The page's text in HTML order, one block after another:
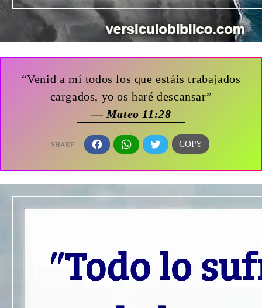
“Venid a mí todos los que estáis trabajados
cargados, yo os haré descansar”
— Mateo 11:28